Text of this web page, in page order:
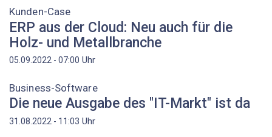
Kunden-Case
ERP aus der Cloud: Neu auch für die
Holz- und Metallbranche
05.09.2022 - 07:00 Uhr
Business-Software
Die neue Ausgabe des "IT-Markt" ist da
31.08.2022 - 11:03 Uhr